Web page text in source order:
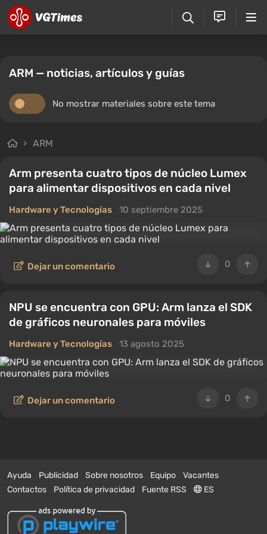
ARM — noticias, artículos y guías
No mostrar materiales sobre este tema
ARM
Arm presenta cuatro tipos de núcleo Lumex
para alimentar dispositivos en cada nivel
Hardware y Tecnologías 10 septiembre 2025
0
Dejar un comentario
NPU se encuentra con GPU: Arm lanza el SDK
de gráficos neuronales para móviles
Hardware y Tecnologías 13 agosto 2025
0
Dejar un comentario
Ayuda Publicidad Sobre nosotros Equipo
Vacantes
Contactos
Política de privacidad Fuente RSS ES